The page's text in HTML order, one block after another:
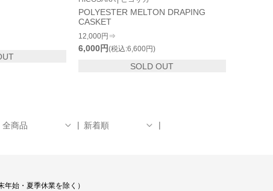
POLYESTER MELTON DRAPING
CASKET
12,000円⇒
6,000円(税込:6,600円)
SOLD OUT
全商品 新着順
始・夏季休業を除く）